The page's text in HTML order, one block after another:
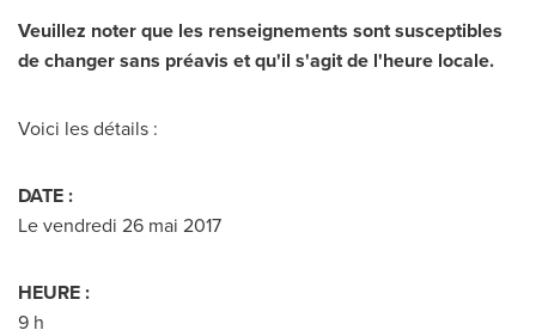
Veuillez noter que les renseignements sont susceptibles
de changer sans préavis et qu'il s'agit de l'heure locale.
Voici les détails :
DATE :
Le vendredi 26 mai 2017
HEURE :
9 h